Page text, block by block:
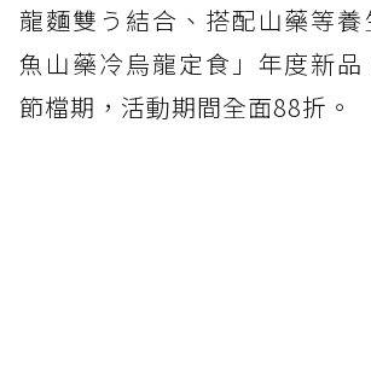
龍麵雙う結合、搭配山藥等
魚山藥冷烏龍定食」年度新
節檔期，活動期間全面88折。